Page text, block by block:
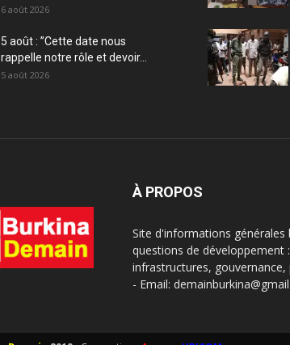
6 août 2026
5 août : ”Cette date nous
rappelle notre rôle et devoir...
5 août 2026
À PROPOS
Site d'informations générales
questions de développement
infrastructures, gouvernance,
- Email: